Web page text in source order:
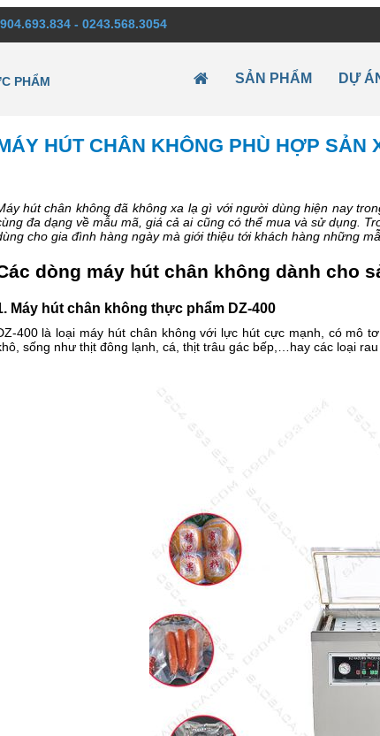
- 0243.568.3054
PHẨM
SẢN PHẨM DỰ
HÚT CHÂN KHÔNG PHÙ HỢP SẢN
hút chân không đã không xa lạ gì với người dùng hiện nay
đa dạng về mẫu mã, giá cả ai cũng có thể mua và sử dụng.
cho gia đình hàng ngày mà giới thiệu tới khách hàng những
dòng máy hút chân không dành cho
Máy hút chân không thực phẩm DZ-400
400 là loại máy hút chân không với lực hút cực mạnh, có mô
sống như thịt đông lạnh, cá, thịt trâu gác bếp,…hay các loại